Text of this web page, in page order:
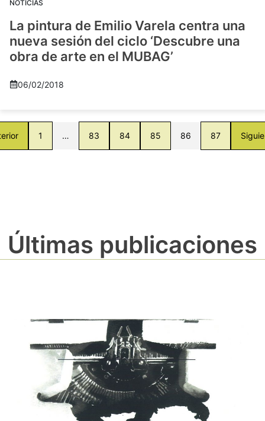
NOTICIAS
La pintura de Emilio Varela centra una
nueva sesión del ciclo ‘Descubre una
obra de arte en el MUBAG’
06/02/2018
1 … 83 84 85 86 87
Últimas publicaciones